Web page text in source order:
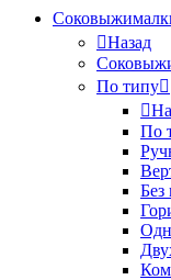
Назад
По типу
По
Без